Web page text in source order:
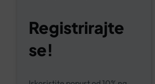
Registrirajte
se!